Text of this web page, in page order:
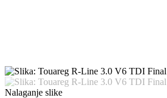
Nalaganje slike